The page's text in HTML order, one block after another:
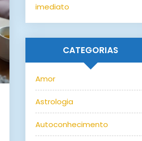
imediato
CATEGORIAS
Amor
Astrologia
Autoconhecimento